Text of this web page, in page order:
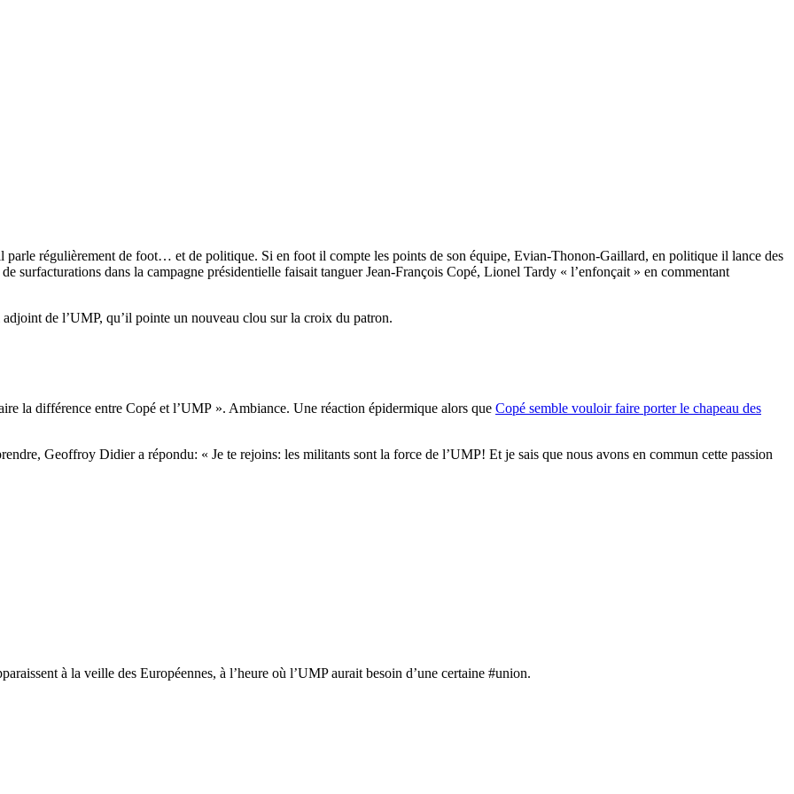
régulièrement de foot… et de politique. Si en foot il compte les points de son équipe, Evian-Thonon-Gaillard, en politique il lance des
surfacturations dans la campagne présidentielle faisait tanguer Jean-François Copé, Lionel Tardy « l’enfonçait » en commentant
de l’UMP, qu’il pointe un nouveau clou sur la croix du patron.
la différence entre Copé et l’UMP ». Ambiance. Une réaction épidermique alors que Copé semble vouloir faire porter le chapeau des
Geoffroy Didier a répondu: « Je te rejoins: les militants sont la force de l’UMP! Et je sais que nous avons en commun cette passion
à la veille des Européennes, à l’heure où l’UMP aurait besoin d’une certaine #union.